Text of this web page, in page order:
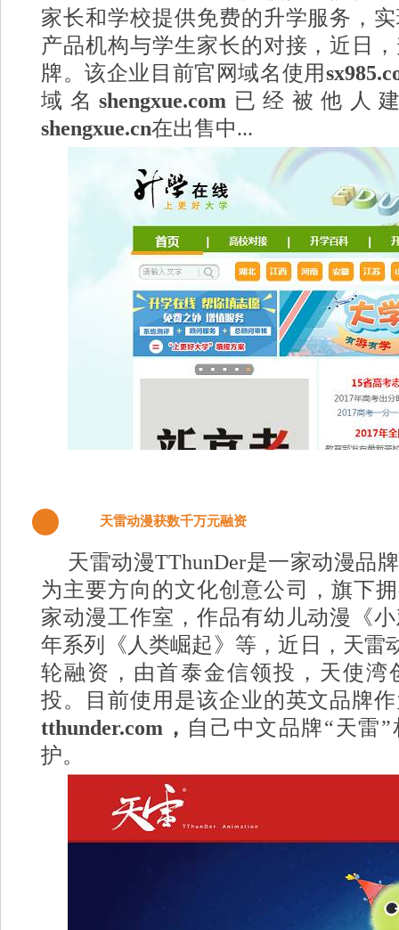
家长和学校提供免费的升学服务，
产品机构与学生家长的对接，近日
牌。该企业目前官网域名使用
域名 shengxue.com 已经被他人
shengxue.cn在出售中...
天雷动漫获数千万元融资
天雷动漫TThunDer是一家动漫品
为主要方向的文化创意公司，旗下
家动漫工作室，作品有幼儿动漫《
年系列《人类崛起》等，近日，天雷
轮融资，由首泰金信领投，天使湾
投。目前使用是该企业的英文品牌
tthunder.com， 自己中文品牌“天雷
护。